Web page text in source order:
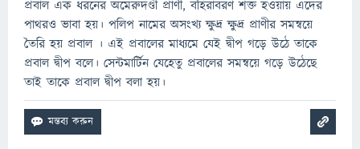
প্রবাল এক ধরনের অমেরুদণ্ডী প্রাণী, বহিরাবরণ শক্ত হওয়ায় এদের
পাথরও ভাবা হয়। পলিপ নামের অসংখ্য ক্ষুদ্র ক্ষুদ্র প্রাণীর সমন্বয়ে
তৈরি হয় প্রবাল । এই প্রবালের মাধ্যমে যেই দ্বীপ গড়ে উঠে তাকে
প্রবাল দ্বীপ বলে। সেন্টমার্টিন যেহেতু প্রবালের সমন্বয়ে গড়ে উঠেছে
তাই তাকে প্রবাল দ্বীপ বলা হয়।